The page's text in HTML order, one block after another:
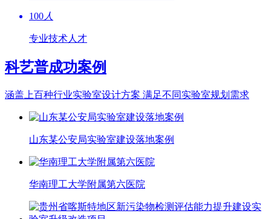
100 人
专业技术人才
科艺普成功案例
涵盖上百种行业实验室设计方案 满足不同实验室规划需求
山东某公安局实验室建设落地案例
华南理工大学附属第六医院